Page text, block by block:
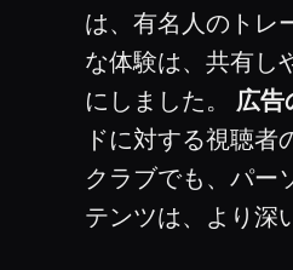
は、有名人のトレ
な体験は、共有し
にしました。 広告
ドに対する視聴
クラブでも、パー
テンツは、より深